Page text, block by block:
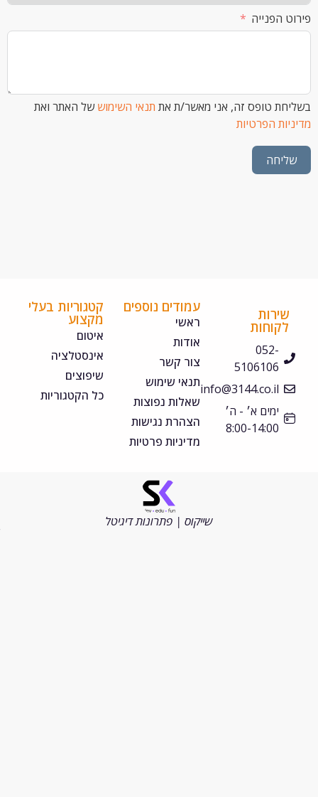
טופס זה, אני מאשר/ת אתתנאי השימוש של האתר ואת
הפרטיות
052-
5106106
info@3144.co.il
ימים א׳ - ה׳
8:00-14:00
עמודים נוספים
צור קשר
תנאי שימוש
שאלות נפוצות
הצהרת נגישות
מדיניות פרטיות
קטגוריות בעלי
אינסטלציה
שיפוצים
כל הקטגוריות
שייקוס | פתרונות דיגיטל
שמורות